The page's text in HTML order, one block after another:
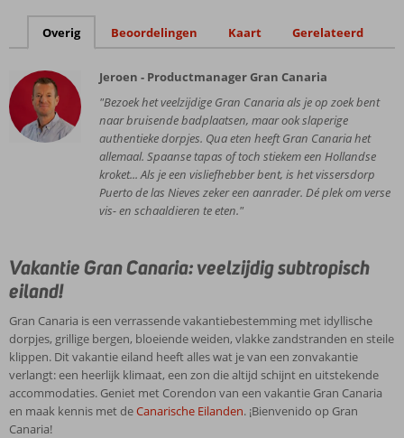
Gevarieerde
ook show-
cooking
All
Inclusive
Overig Beoordelingen Kaart Gerelateerd
Jeroen - Productmanager Gran Canaria
"Bezoek het veelzijdige Gran Canaria als je op zoek bent
naar bruisende badplaatsen, maar ook slaperige
authentieke dorpjes. Qua eten heeft Gran Canaria het
allemaal. Spaanse tapas of toch stiekem een Hollandse
kroket... Als je een visliefhebber bent, is het vissersdorp
Puerto de las Nieves zeker een aanrader. Dé plek om verse
vis- en schaaldieren te eten."
Vakantie Gran Canaria: veelzijdig subtropisch
eiland!
Gran Canaria is een verrassende vakantiebestemming met idyllische
dorpjes, grillige bergen, bloeiende weiden, vlakke zandstranden en steile
klippen. Dit vakantie eiland heeft alles wat je van een zonvakantie
verlangt: een heerlijk klimaat, een zon die altijd schijnt en uitstekende
accommodaties. Geniet met Corendon van een vakantie Gran Canaria
en maak kennis met deCanarische Eilanden. ¡Bienvenido op Gran
Canaria!